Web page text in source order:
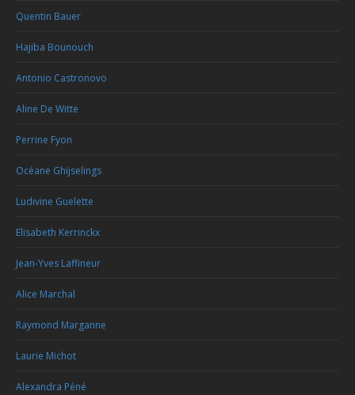
Quentin Bauer
Hajiba Bounouch
Antonio Castronovo
Aline De Witte
Perrine Fyon
Océane Ghijselings
Ludivine Guelette
Elisabeth Kerrinckx
Jean-Yves Laffineur
Alice Marchal
Raymond Marganne
Laurie Michot
Alexandra Péné